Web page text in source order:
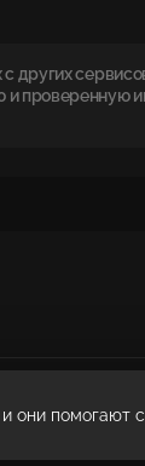
с других
и проверенную
, и они помогают